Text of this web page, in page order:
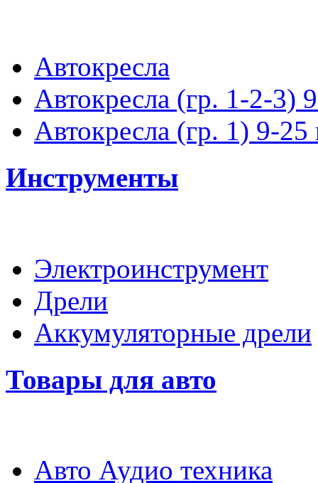
Автокресла
Автокресла (гр. 1-2-3)
Автокресла (гр. 1) 9-25
Инструменты
Электроинструмент
Дрели
Аккумуляторные дрели
Товары для авто
Авто Аудио техника